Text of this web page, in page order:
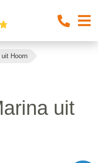
Hoorn
uit